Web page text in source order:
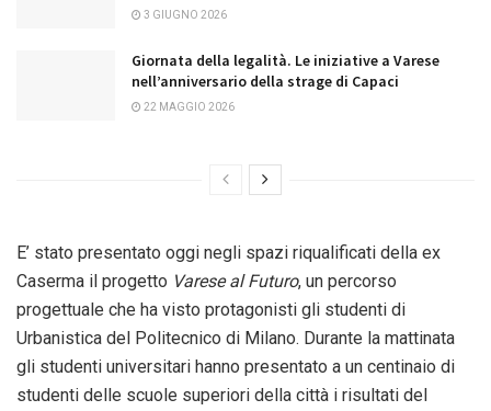
3 GIUGNO 2026
Giornata della legalità. Le iniziative a Varese
nell’anniversario della strage di Capaci
22 MAGGIO 2026
E’ stato presentato oggi negli spazi riqualificati della ex
Caserma il progetto Varese al Futuro, un percorso
progettuale che ha visto protagonisti gli studenti di
Urbanistica del Politecnico di Milano. Durante la mattinata
gli studenti universitari hanno presentato a un centinaio di
studenti delle scuole superiori della città i risultati del